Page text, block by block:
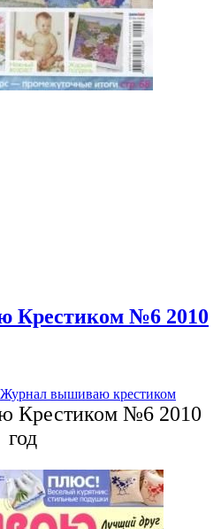
№6 2010
Журнал вышиваю крестиком
Крестиком №6 2010
год